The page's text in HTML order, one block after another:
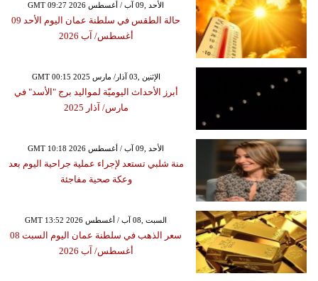
GMT 09:27 2026 الأحد ,09 آب / أغسطس
حالة الطقس في سلطنة عمان اليوم الأحد 09
أغسطس/ آب 2026
GMT 00:15 2025 الإثنين ,03 آذار/ مارس
أبرز الأحداث اليوميّة لمواليد برج "الأسد" في
مارس/ آذار 2025
GMT 10:18 2026 الأحد ,09 آب / أغسطس
منة شلبي تستعد لإجراء عملية جراحية اليوم بعد
وعكة صحية مفاجئة
GMT 13:52 2026 السبت ,08 آب / أغسطس
سعر الذهب في سلطنة عمان اليوم السبت 08
أغسطس/ آب 2026